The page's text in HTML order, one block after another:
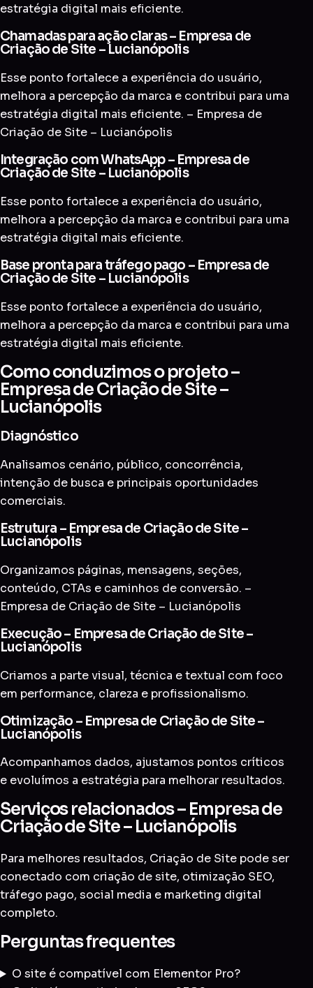
estratégia digital mais eficiente.
Chamadas para ação claras – Empresa de
Criação de Site – Lucianópolis
Esse ponto fortalece a experiência do usuário,
melhora a percepção da marca e contribui para uma
estratégia digital mais eficiente. – Empresa de
Criação de Site – Lucianópolis
Integração com WhatsApp – Empresa de
Criação de Site – Lucianópolis
Esse ponto fortalece a experiência do usuário,
melhora a percepção da marca e contribui para uma
estratégia digital mais eficiente.
Base pronta para tráfego pago – Empresa de
Criação de Site – Lucianópolis
Esse ponto fortalece a experiência do usuário,
melhora a percepção da marca e contribui para uma
estratégia digital mais eficiente.
Como conduzimos o projeto –
Empresa de Criação de Site –
Lucianópolis
Diagnóstico
Analisamos cenário, público, concorrência,
intenção de busca e principais oportunidades
comerciais.
Estrutura – Empresa de Criação de Site –
Lucianópolis
Organizamos páginas, mensagens, seções,
conteúdo, CTAs e caminhos de conversão. –
Empresa de Criação de Site – Lucianópolis
Execução – Empresa de Criação de Site –
Lucianópolis
Criamos a parte visual, técnica e textual com foco
em performance, clareza e profissionalismo.
Otimização – Empresa de Criação de Site –
Lucianópolis
Acompanhamos dados, ajustamos pontos críticos
e evoluímos a estratégia para melhorar resultados.
Serviços relacionados – Empresa de
Criação de Site – Lucianópolis
Para melhores resultados, Criação de Site pode ser
conectado com criação de site, otimização SEO,
tráfego pago, social media e marketing digital
completo.
Perguntas frequentes
O site é compatível com Elementor Pro?